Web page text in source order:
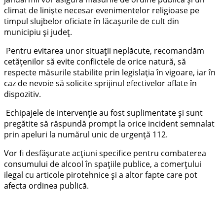
climat de liniște necesar evenimentelor religioase pe
timpul slujbelor oficiate în lăcașurile de cult din
municipiu și județ.
Pentru evitarea unor situaţii neplăcute, recomandăm
cetățenilor să evite conflictele de orice natură, să
respecte măsurile stabilite prin legislația în vigoare, iar în
caz de nevoie să solicite sprijinul efectivelor aflate în
dispozitiv.
Echipajele de intervenție au fost suplimentate și sunt
pregătite să răspundă prompt la orice incident semnalat
prin apeluri la numărul unic de urgență 112.
Vor fi desfășurate acțiuni specifice pentru combaterea
consumului de alcool în spațiile publice, a comerțului
ilegal cu articole pirotehnice și a altor fapte care pot
afecta ordinea publică.